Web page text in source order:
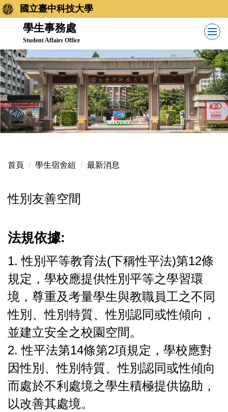
跳
到
內
容
區
國立臺中科技大學
學生事務處
Student Affairs Office
首頁 學生宿舍組 最新消息
性別友善空間
法規依據:
1. 性別平等教育法(下稱性平法)第12條
規定，學校應提供性別平等之學習環
境，尊重及考量學生與教職員工之不同
性別、性別特質、性別認同或性傾向，
並建立安全之校園空間。
2. 性平法第14條第2項規定，學校應對
因性別、性別特質、性別認同或性傾向
而處於不利處境之學生積極提供協助，
以改善其處境。